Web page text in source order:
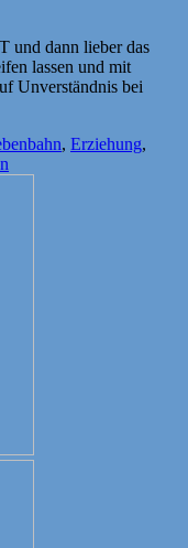
und dann lieber das
lassen und mit
Unverständnis bei
Schlagwörter
bahn, Erziehung,